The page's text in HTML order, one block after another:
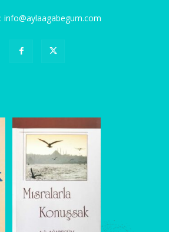
info@aylaagabegum.com